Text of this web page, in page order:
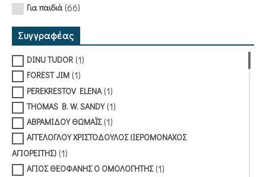
Για παιδιά(66)
Συγγραφέας
DINU TUDOR (1)
FOREST JIM (1)
PEREKRESTOV ELENA(1)
THOMAS B. W. SANDY(1)
ΑΒΡΑΜΙΔΟΥ ΘΩΜΑΪΣ(1)
ΑΓΓΕΛΟΓΛΟΥ ΧΡΙΣΤΟΔΟΥΛΟΣ (ΙΕΡΟΜΟΝΑΧΟΣ
ΑΓΙΟΡΕΙΤΗΣ) (1)
ΑΓΙΟΣ ΘΕΟΦΑΝΗΣ Ο ΟΜΟΛΟΓΗΤΗΣ(1)